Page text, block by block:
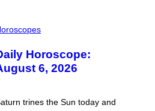
Horoscope:
6, 2026
trines the Sun today and